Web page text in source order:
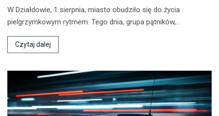
W Działdowie, 1 sierpnia, miasto obudziło się do życia
pielgrzymkowym rytmem. Tego dnia, grupa pątników,…
Czytaj dalej